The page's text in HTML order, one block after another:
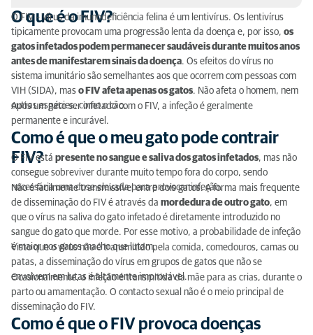
O que é o FIV?
Como é que o meu gato pode contrair FIV?
Como é que o FIV provoca doenças nos felinos?
Quais os tratamentos disponíveis?
O que é o FIV?
O FIV – Vírus da imunodeficiência felina é um lentivírus. Os lentivírus
tipicamente provocam uma progressão lenta da doença e, por isso, os
gatos infetados podem permanecer saudáveis durante muitos anos
antes de manifestarem sinais da doença. Os efeitos do vírus no
sistema imunitário são semelhantes aos que ocorrem com pessoas com
VIH (SIDA), mas o FIV afeta apenas os gatos. Não afeta o homem, nem
outras espécies, como o cão.
Após um gato ser infetado com o FIV, a infeção é geralmente
permanente e incurável.
Como é que o meu gato pode contrair
FIV?
O FIV está presente no sangue e saliva dos gatos infetados, mas não
consegue sobreviver durante muito tempo fora do corpo, sendo
necessária uma dose elevada para provocar infeção.
Não é facilmente transmissível entre dois gatos. A forma mais frequente
de disseminação do FIV é através da mordedura de outro gato, em
que o vírus na saliva do gato infetado é diretamente introduzido no
sangue do gato que morde. Por esse motivo, a probabilidade de infeção
é maior nos gatos macho que lutam.
Visto que o vírus não é transmitido pela comida, comedouros, camas ou
patas, a disseminação do vírus em grupos de gatos que não se
envolvem em lutas é altamente improvável.
Ocasionalmente, a infeção é transmitida da mãe para as crias, durante o
parto ou amamentação. O contacto sexual não é o meio principal de
disseminação do FIV.
Como é que o FIV provoca doenças